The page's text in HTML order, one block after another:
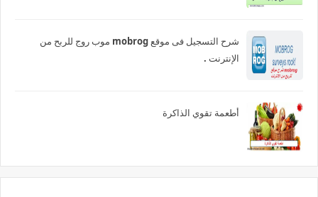
شرح التسجيل فى موقع mobrog موب روج للربح من
الإنترنت .
أطعمة تقوي الذاكرة